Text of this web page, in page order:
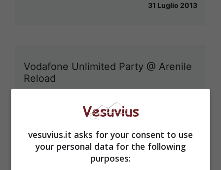
31 Luglio 2013
Vodafone Unlimited Party @ Arenile
Reload
Pompei, Bray annuncia: presto
riaperte dieci Domus
vesuvius.it asks for your consent to use
your personal data for the following
purposes: